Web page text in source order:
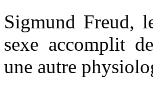
Sigmund Freud,
sexe accomplit
une autre